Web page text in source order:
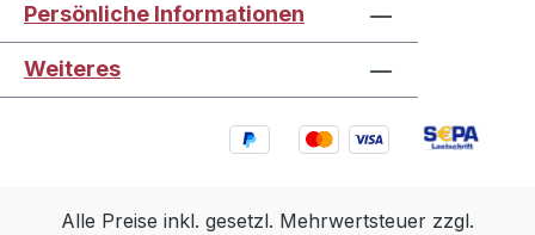
Persönliche Informationen
Weiteres
Alle Preise inkl. gesetzl. Mehrwertsteuer zzgl.